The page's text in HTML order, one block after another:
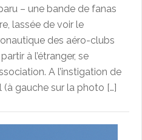
– une bande de fanas
lassée de voir le
des aéro-clubs
à l’étranger, se
A l’instigation de
(à gauche sur la photo […]